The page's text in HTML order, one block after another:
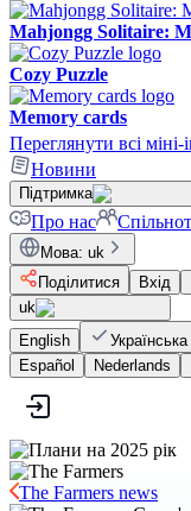
Mahjongg Solitaire:
Cozy Puzzle
Memory cards
Переглянути всі міні-
Новини
Підтримка
Про нас
Мова: uk
Поділитися
Вхід
uk
English
Українська
Español
Nederlands
The Farmers news